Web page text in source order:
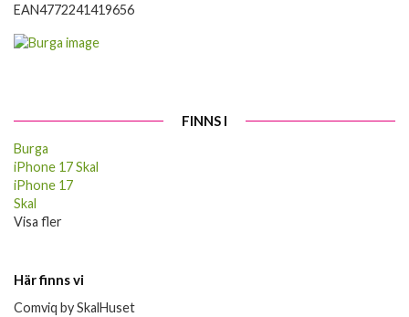
EAN4772241419656
FINNS I
Burga
iPhone 17 Skal
iPhone 17
Skal
Visa fler
Här finns vi
Comviq by SkalHuset